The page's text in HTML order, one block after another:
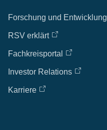
Forschung und Entwicklung
RSV erklärt
Fachkreisportal
Investor Relations
Karriere